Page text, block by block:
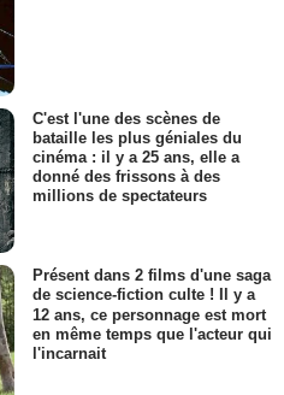
C'est l'une des scènes de
bataille les plus géniales du
cinéma : il y a 25 ans, elle a
donné des frissons à des
millions de spectateurs
Présent dans 2 films d'une saga
de science-fiction culte ! Il y a
12 ans, ce personnage est mort
en même temps que l'acteur qui
l'incarnait